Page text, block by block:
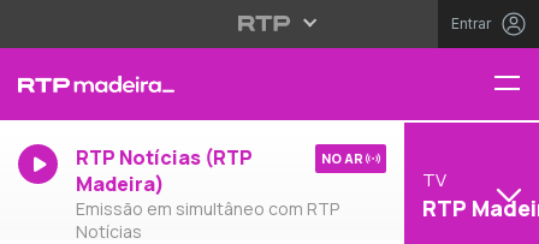
Entrar
RTP Notícias (RTP
Madeira)
Emissão em simultâneo com RTP
Notícias
NO AR
TV
RTP